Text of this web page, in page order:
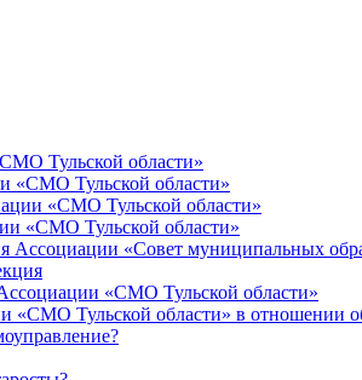
Тульской области»
«СМО Тульской области»
«СМО Тульской области»
«СМО Тульской области»
Ассоциации «Совет муниципальных
«СМО Тульской области»
«СМО Тульской области» в отношении